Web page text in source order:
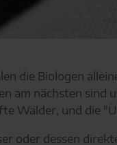
die Biologen
am nächsten
Wälder, und die
oder dessen